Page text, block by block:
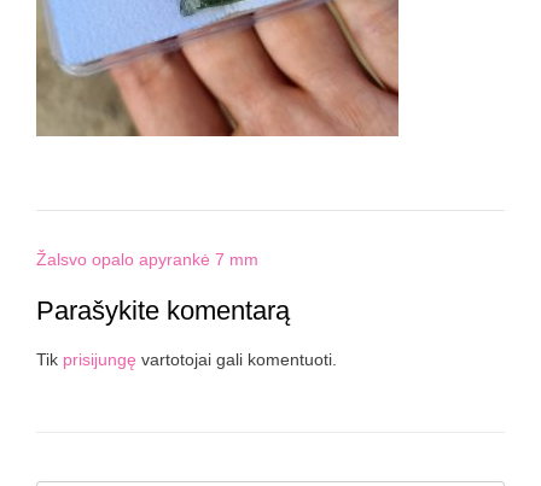
Post
Žalsvo opalo apyrankė 7 mm
Parašykite komentarą
Tik prisijungę vartotojai gali komentuoti.